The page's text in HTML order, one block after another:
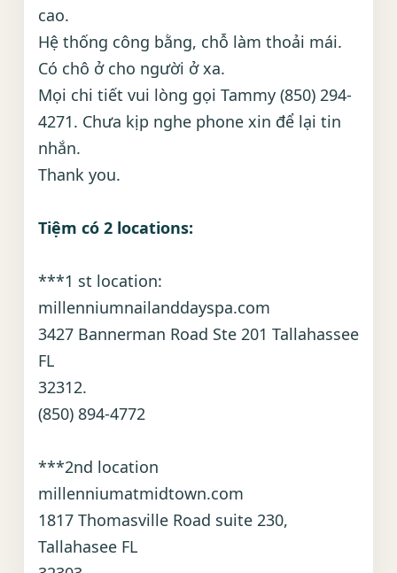
cao.
Hệ thống công bằng, chỗ làm thoải mái.
Có chô ở cho người ở xa.
Mọi chi tiết vui lòng gọi Tammy (850) 294-
4271. Chưa kịp nghe phone xin để lại tin
nhắn.
Thank you.
Tiệm có 2 locations:
***1 st location:
millenniumnailanddayspa.com
3427 Bannerman Road Ste 201 Tallahassee
FL
32312.
(850) 894-4772
***2nd location
millenniumatmidtown.com
1817 Thomasville Road suite 230,
Tallahasee FL